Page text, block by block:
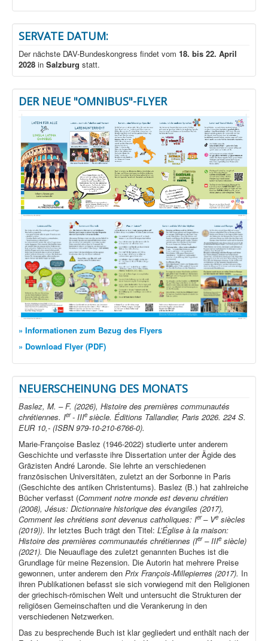
SERVATE DATUM:
Der nächste DAV-Bundeskongress findet vom 18. bis 22. April
2028 in Salzburg statt.
DER NEUE "OMNIBUS"-FLYER
» Informationen zum Bezug des Flyers
» Download Flyer (PDF)
NEUERSCHEINUNG DES MONATS
Baslez, M. – F. (2026), Histoire des premières communautés
chrétiennes. Ier- IIIe siècle. Éditions Tallandier, Paris 2026. 224 S.
EUR 10,- (ISBN 979-10-210-6766-0).
Marie-Françoise Baslez (1946-2022) studierte unter anderem
Geschichte und verfasste ihre Dissertation unter der Ägide des
Gräzisten André Laronde. Sie lehrte an verschiedenen
französischen Universitäten, zuletzt an der Sorbonne in Paris
(Geschichte des antiken Christentums). Baslez (B.) hat zahlreiche
Bücher verfasst (Comment notre monde est devenu chrétien
(2008), Jésus: Dictionnaire historique des évangiles (2017),
Comment les chrétiens sont devenus catholiques: Ier– Ve siècles
(2019)). Ihr letztes Buch trägt den Titel: L’Église à la maison:
Histoire des premières communautés chrétiennes (Ier– IIIe siècle)
(2021). Die Neuauflage des zuletzt genannten Buches ist die
Grundlage für meine Rezension. Die Autorin hat mehrere Preise
gewonnen, unter anderem den Prix François-Millepierres (2017). In
ihren Publikationen befasst sie sich vorwiegend mit den Religionen
der griechisch-römischen Welt und untersucht die Strukturen der
religiösen Gemeinschaften und die Verankerung in den
verschiedenen Netzwerken.
Das zu besprechende Buch ist klar gegliedert und enthält nach der